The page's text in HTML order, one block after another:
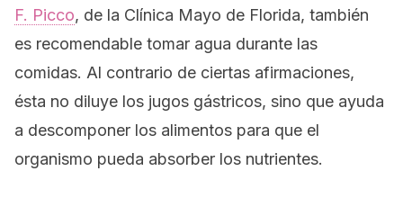
F. Picco, de la Clínica Mayo de Florida, también
es recomendable tomar agua durante las
comidas. Al contrario de ciertas afirmaciones,
ésta no diluye los jugos gástricos, sino que ayuda
a descomponer los alimentos para que el
organismo pueda absorber los nutrientes.